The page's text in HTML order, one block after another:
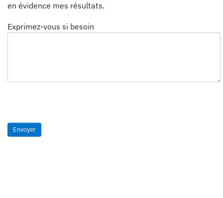
en évidence mes résultats.
Exprimez-vous si besoin
Envoyer